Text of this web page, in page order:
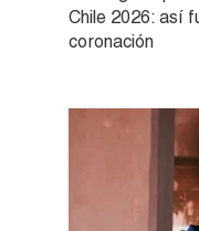
Chile 2026: así
coronación